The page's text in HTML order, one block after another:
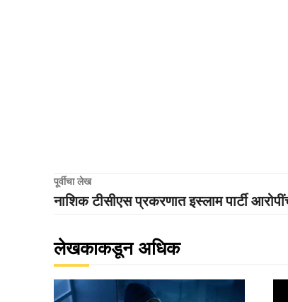
पूर्वीचा लेख
नाशिक टीसीएस प्रकरणात इस्लाम पार्टी
लेखकाकडून अधिक